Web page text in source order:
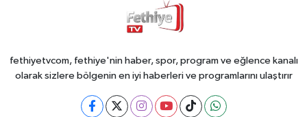
fethiyetvcom, fethiye'nin haber, spor, program ve eğlence kanalı
olarak sizlere bölgenin en iyi haberleri ve programlarını ulaştırır